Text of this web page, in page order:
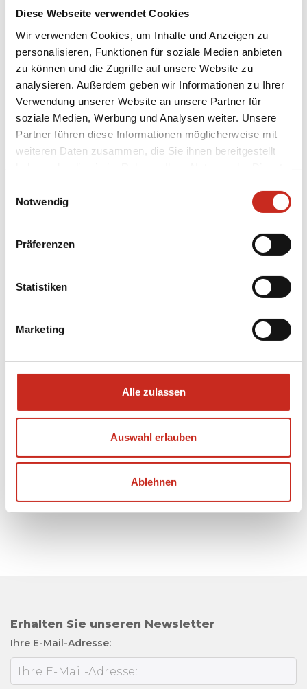
Diese Webseite verwendet Cookies
Wir verwenden Cookies, um Inhalte und Anzeigen zu
personalisieren, Funktionen für soziale Medien anbieten
zu können und die Zugriffe auf unsere Website zu
analysieren. Außerdem geben wir Informationen zu Ihrer
Verwendung unserer Website an unsere Partner für
soziale Medien, Werbung und Analysen weiter. Unsere
Partner führen diese Informationen möglicherweise mit
weiteren Daten zusammen, die Sie ihnen bereitgestellt
haben oder die sie im Rahmen Ihrer Nutzung der Dienste
Notwendig
Präferenzen
Statistiken
Marketing
Alle zulassen
Auswahl erlauben
Ablehnen
einheimischen Baumarten schafft ArBolivia
hilft beim Wiederaufbau und dem Schutz der
Wälder und trägt aktiv zur Klimamigration bei.
Was spenden Sie genau mit dem von uns
festgelegten Betrag? Ausgehend vom
Aufforstungsprojekt in Bolivien entspricht das:
25 € = 9 Bäume
15 € = 6 Bäume
Warum entscheiden wir uns für Trees for All?
Sie sind der
erfahrenste Anbieter von CO2-
einzige Stiftung in den Niederlanden mitCBF-
ihre Projekte sind zertifiziert und garantieren
Was tun wir noch im Bereich des
Sie mehr.
Erhalten Sie unseren Newsletter
Ihre E-Mail-Adresse: